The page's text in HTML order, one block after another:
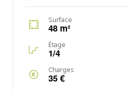
Surface
48 m²
Étage
1/4
Charges
35 €